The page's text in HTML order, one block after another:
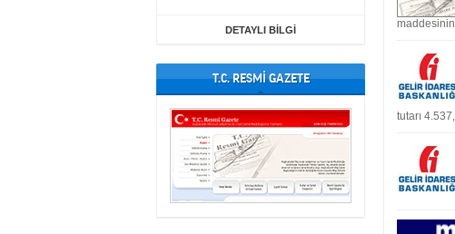
DETAYLI BİLGİ
T.C. RESMİ GAZETE
maddesinin
tutarı